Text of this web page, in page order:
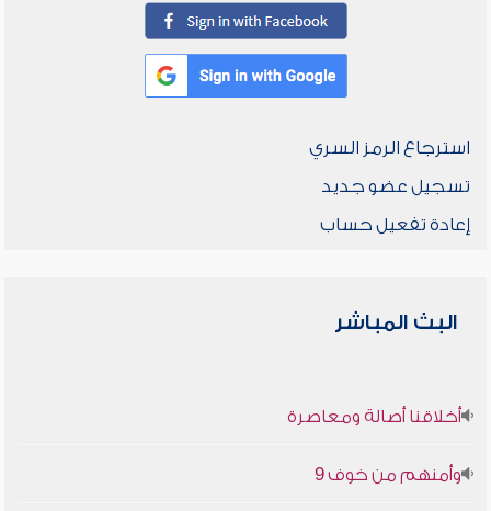
استرجاع الرمز السري
تسجيل عضو جديد
إعادة تفعيل حساب
البث المباشر
أخلاقنا أصالة ومعاصرة
وأمنهم من خوف 9